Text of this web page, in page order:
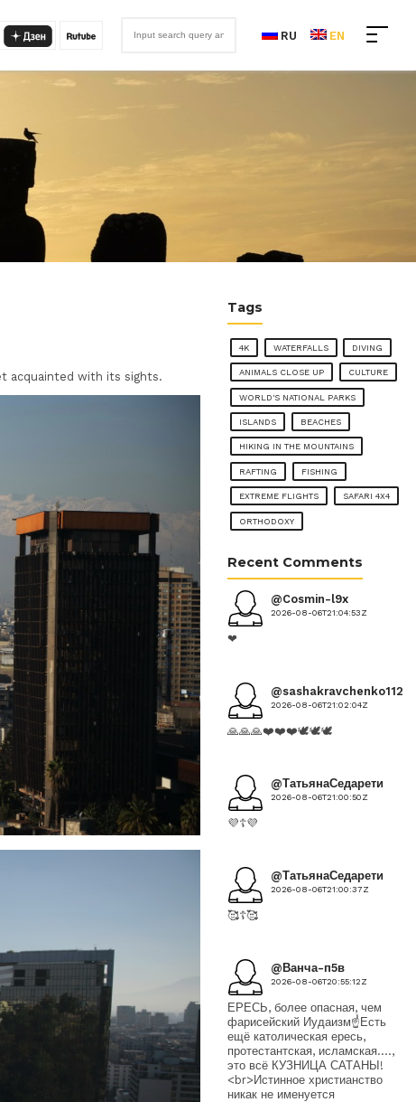
RU EN
acquainted with its sights.
Tags
4K WATERFALLS DIVING
ANIMALS CLOSE UP CULTURE
WORLD'S NATIONAL PARKS
ISLANDS BEACHES
HIKING IN THE MOUNTAINS
RAFTING FISHING
EXTREME FLIGHTS SAFARI 4X4
ORTHODOXY
Recent Comments
@Cosmin-l9x
2026-08-06T21:04:53Z
❤
@sashakravchenko1124
2026-08-06T21:02:04Z
🙏🙏🙏❤️❤️❤️🕊️🕊️🕊️
@ТатьянаСедарети
2026-08-06T21:00:50Z
💜☦️💜
@ТатьянаСедарети
2026-08-06T21:00:37Z
🥰☦️🥰
@Ванча-п5в
2026-08-06T20:55:12Z
ЕРЕСЬ, более опасная, чем
фарисейский Иудаизм☝️Есть
ещё католическая ересь,
протестантская, исламская....,
это всё КУЗНИЦА САТАНЫ!
<br>Истинное христианство
никак не именуется